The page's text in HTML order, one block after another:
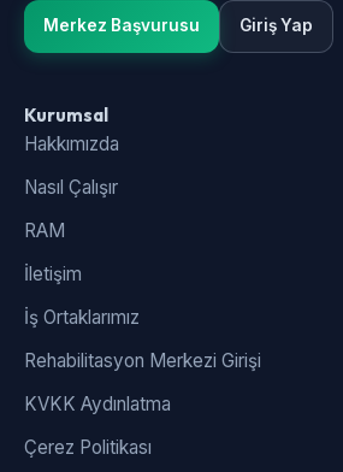
Merkez Başvurusu Giriş Yap
Kurumsal
Hakkımızda
Nasıl Çalışır
RAM
İletişim
İş Ortaklarımız
Rehabilitasyon Merkezi Girişi
KVKK Aydınlatma
Çerez Politikası